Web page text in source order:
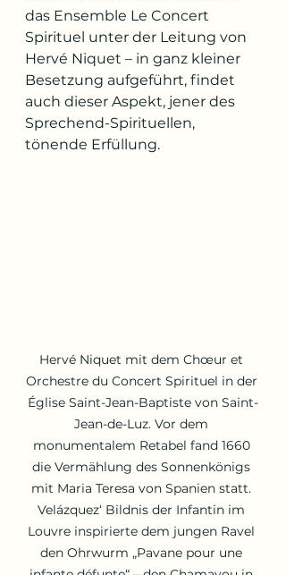
das Ensemble Le Concert
Spirituel unter der Leitung von
Hervé Niquet – in ganz kleiner
Besetzung aufgeführt, findet
auch dieser Aspekt, jener des
Sprechend-Spirituellen,
tönende Erfüllung.
Hervé Niquet mit dem Chœur et
Orchestre du Concert Spirituel in der
Église Saint-Jean-Baptiste von Saint-
Jean-de-Luz. Vor dem
monumentalem Retabel fand 1660
die Vermählung des Sonnenkönigs
mit Maria Teresa von Spanien statt.
Velázquez‘ Bildnis der Infantin im
Louvre inspirierte dem jungen Ravel
den Ohrwurm „Pavane pour une